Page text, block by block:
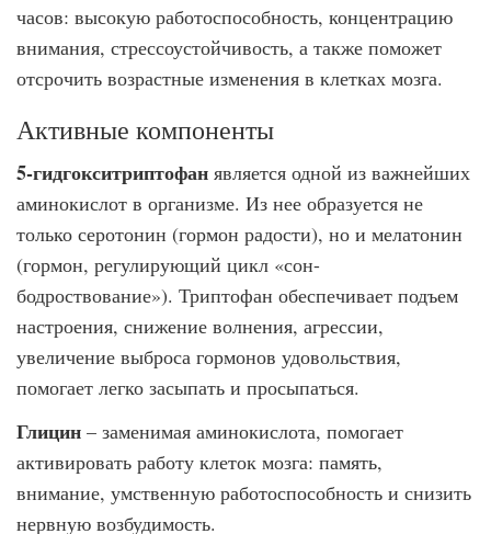
часов: высокую работоспособность, концентрацию
внимания, стрессоустойчивость, а также поможет
отсрочить возрастные изменения в клетках мозга.
Активные компоненты
5-гидгокситриптофан является одной из важнейших
аминокислот в организме. Из нее образуется не
только серотонин (гормон радости), но и мелатонин
(гормон, регулирующий цикл «сон-
бодроствование»). Триптофан обеспечивает подъем
настроения, снижение волнения, агрессии,
увеличение выброса гормонов удовольствия,
помогает легко засыпать и просыпаться.
Глицин – заменимая аминокислота, помогает
активировать работу клеток мозга: память,
внимание, умственную работоспособность и снизить
нервную возбудимость.